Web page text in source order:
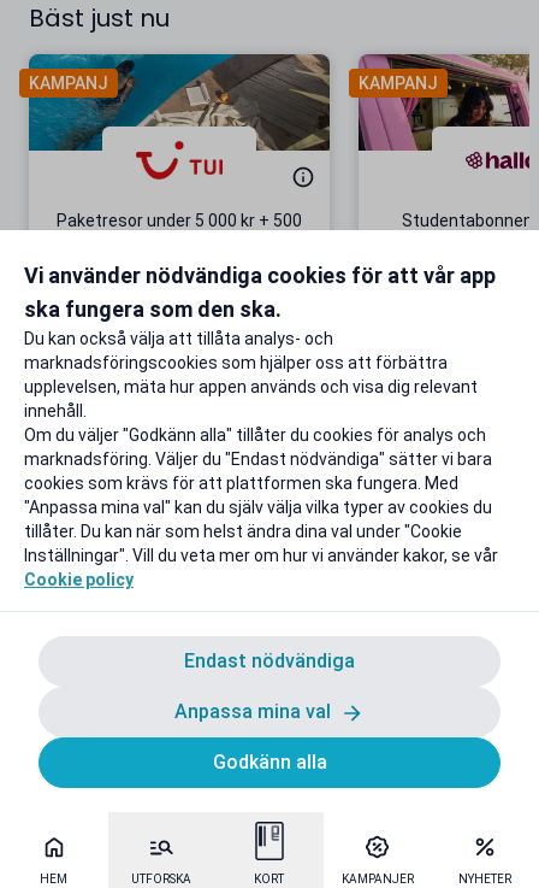
HEM UTFORSKA KORT KAMPANJER NYHETER
Bäst just nu
KAMPANJ
Paketresor under 5 000 kr + 500
Gäller även på redan prissänkta
Till rabatten
KAMPANJ
+ 20 GB
Vi använder nödvändiga cookies för att vår app
ska fungera som den ska.
Du kan också välja att tillåta analys- och
marknadsföringscookies som hjälper oss att förbättra
upplevelsen, mäta hur appen används och visa dig relevant
innehåll.
Om du väljer "Godkänn alla" tillåter du cookies för analys och
marknadsföring. Väljer du "Endast nödvändiga" sätter vi bara
cookies som krävs för att plattformen ska fungera. Med
"Anpassa mina val" kan du själv välja vilka typer av cookies du
tillåter. Du kan när som helst ändra dina val under "Cookie
Inställningar". Vill du veta mer om hur vi använder kakor, se vår
Cookie policy
Endast nödvändiga
Anpassa mina val
Godkänn alla